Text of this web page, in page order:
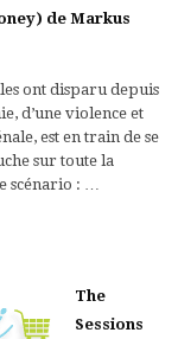
de Markus
ont disparu depuis
d’une violence et
est en train de se
sur toute la
scénario : …
The
Sessions